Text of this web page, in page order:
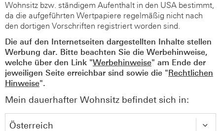
Wohnsitz bzw. ständigem Aufenthalt in den USA bestimmt,
da die aufgeführten Wertpapiere regelmäßig nicht nach
den dortigen Vorschriften registriert worden sind.
Die auf den Internetseiten dargestellten Inhalte stellen
Werbung dar. Bitte beachten Sie die Werbehinweise,
welche über den Link "Werbehinweise" am Ende der
jeweiligen Seite erreichbar sind sowie die "Rechtlichen
Hinweise".
Mein dauerhafter Wohnsitz befindet sich in: